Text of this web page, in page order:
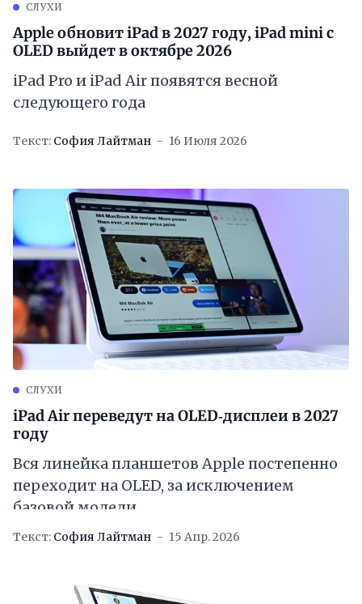
СЛУХИ
Apple обновит iPad в 2027 году, iPad mini с
OLED выйдет в октябре 2026
iPad Pro и iPad Air появятся весной
следующего года
Текст: София Лайтман 16 Июля 2026
СЛУХИ
iPad Air переведут на OLED‑дисплеи в 2027
году
Вся линейка планшетов Apple постепенно
переходит на OLED, за исключением
базовой модели
Текст: София Лайтман 15 Апр. 2026